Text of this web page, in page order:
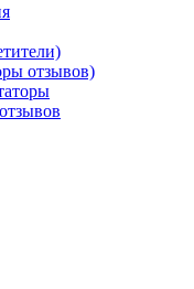
отзывов)